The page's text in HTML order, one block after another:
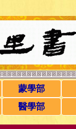
蒙學部
醫學部